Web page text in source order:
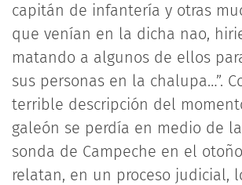
capitán de infantería y otras
que venían en la dicha nao,
matando a algunos de ellos
sus personas en la chalupa…”.
terrible descripción del
galeón se perdía en medio de
sonda de Campeche en el otoño
relatan, en un proceso judicial,